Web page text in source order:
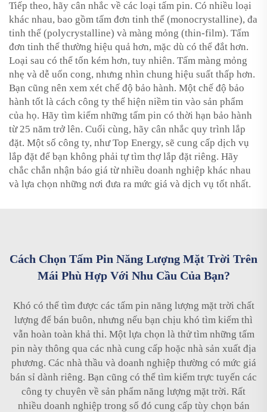
Tiếp theo, hãy cân nhắc về các loại tấm pin. Có nhiều loại
khác nhau, bao gồm tấm đơn tinh thể (monocrystalline), đa
tinh thể (polycrystalline) và màng mỏng (thin-film). Tấm
đơn tinh thể thường hiệu quả hơn, mặc dù có thể đắt hơn.
Loại sau có thể tốn kém hơn, tuy nhiên. Tấm màng mỏng
nhẹ và dễ uốn cong, nhưng nhìn chung hiệu suất thấp hơn.
Bạn cũng nên xem xét chế độ bảo hành. Một chế độ bảo
hành tốt là cách công ty thể hiện niềm tin vào sản phẩm
của họ. Hãy tìm kiếm những tấm pin có thời hạn bảo hành
từ 25 năm trở lên. Cuối cùng, hãy cân nhắc quy trình lắp
đặt. Một số công ty, như Top Energy, sẽ cung cấp dịch vụ
lắp đặt để bạn không phải tự tìm thợ lắp đặt riêng. Hãy
chắc chắn nhận báo giá từ nhiều doanh nghiệp khác nhau
và lựa chọn những nơi đưa ra mức giá và dịch vụ tốt nhất.
Cách Chọn Tấm Pin Năng Lượng Mặt Trời Trên
Mái Phù Hợp Với Nhu Cầu Của Bạn?
Khó có thể tìm được các tấm pin năng lượng mặt trời chất
lượng để bán buôn, nhưng nếu bạn chịu khó tìm kiếm thì
vẫn hoàn toàn khả thi. Một lựa chọn là thử tìm những tấm
pin này thông qua các nhà cung cấp hoặc nhà sản xuất địa
phương. Các nhà thầu và doanh nghiệp thường có mức giá
bán sỉ dành riêng. Bạn cũng có thể tìm kiếm trực tuyến các
công ty chuyên về sản phẩm năng lượng mặt trời. Rất
nhiều doanh nghiệp trong số đó cung cấp tùy chọn bán